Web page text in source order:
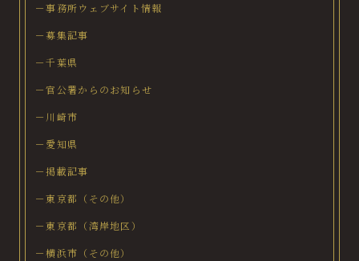
－事務所ウェブサイト情報
－募集記事
－千葉県
－官公署からのお知らせ
－川崎市
－愛知県
－掲載記事
－東京都（その他）
－東京都（湾岸地区）
－横浜市（その他）